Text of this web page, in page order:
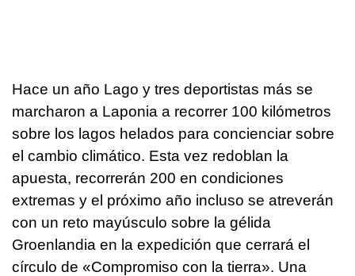
Hace un año Lago y tres deportistas más se
marcharon a Laponia a recorrer 100 kilómetros
sobre los lagos helados para concienciar sobre
el cambio climático. Esta vez redoblan la
apuesta, recorrerán 200 en condiciones
extremas y el próximo año incluso se atreverán
con un reto mayúsculo sobre la gélida
Groenlandia en la expedición que cerrará el
círculo de «Compromiso con la tierra». Una